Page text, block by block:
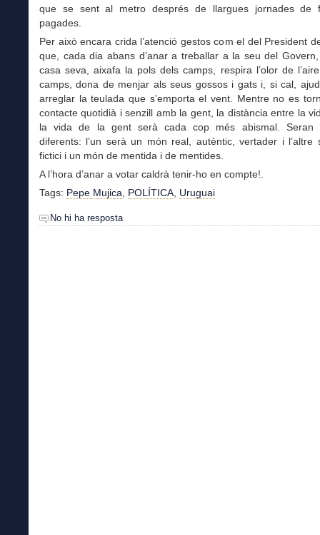
que se sent al metro després de llargues jornades de
pagades.
Per això encara crida l’atenció gestos com el del President
que, cada dia abans d’anar a treballar a la seu del
casa seva, aixafa la pols dels camps, respira l’olor de
camps, dona de menjar als seus gossos i gats i, si cal,
arreglar la teulada que s’emporta el vent. Mentre no es
contacte quotidià i senzill amb la gent, la distància entre la
la vida de la gent serà cada cop més abismal. Seran
diferents: l’un serà un món real, autèntic, vertader i l’altre
fictici i un món de mentida i de mentides.
A l’hora d’anar a votar caldrà tenir-ho en compte!.
Tags: Pepe Mujica, POLÍTICA, Uruguai
No hi ha resposta